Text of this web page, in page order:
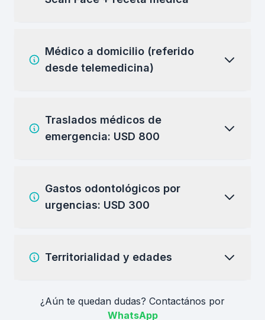
Médico a domicilio (referido
desde telemedicina)
Traslados médicos de
emergencia: USD 800
Gastos odontológicos por
urgencias: USD 300
Territorialidad y edades
¿Aún te quedan dudas? Contactános por
WhatsApp